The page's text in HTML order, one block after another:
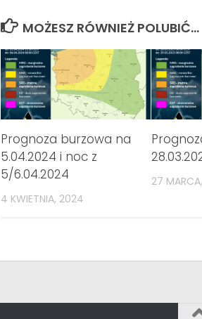
MOŻESZ RÓWNIEŻ POLUBIĆ…
Prognoza burzowa na
5.04.2024 i noc z
5/6.04.2024
4 KWIETNIA, 2024
27